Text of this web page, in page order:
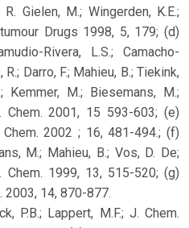
Gielen, M.; Wingerden, K.E.;
Drugs 1998, 5, 179; (d)
Rivera, L.S.; Camacho-
Darro, F.; Mahieu, B.; Tiekink,
Kemmer, M.; Biesemans, M.;
Chem. 2001, 15 593-603; (e)
2002 ; 16, 481-494.; (f)
M.; Mahieu, B.; Vos, D. De;
Chem. 1999, 13, 515-520; (g)
2003, 14, 870-877.
P.B.; Lappert, M.F.; J. Chem.